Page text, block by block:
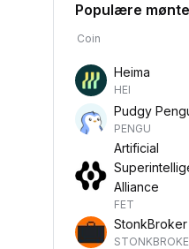
Populære
Coin
Heima
HEI
Pudgy
PENGU
Artificial
Alliance
FET
StonkBroker